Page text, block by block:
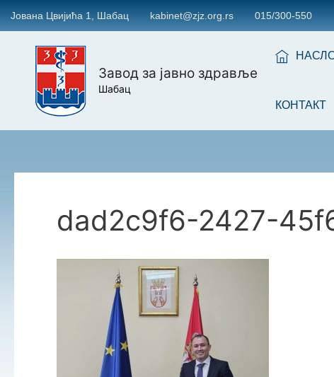
Јована Цвијића 1, Шабац kabinet@zjz.org.rs 015/300-550
Завод за јавно здравље
Шабац
КОНТАКТ
dad2c9f6-2427-